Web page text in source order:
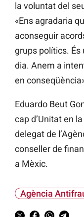
la voluntat del
«Ens agradaria
aconseguir
grups polítics.
dia. Anem a
en
Eduardo Beut
cap d’Unitat en
delegat de
conseller de
a Mèxic.
Agència